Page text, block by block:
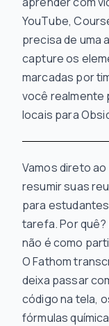
YouTube,
precisa de uma
capture os
marcadas por
você realmente
locais para
Vamos direto
resumir suas
para
tarefa. Por
não é como
O Fathom
deixa passar
código na tela,
fórmulas